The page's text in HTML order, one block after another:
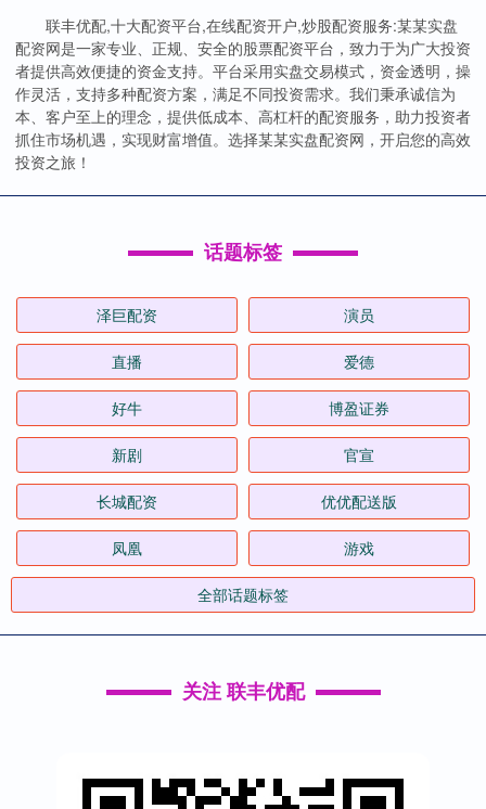
联丰优配,十大配资平台,在线配资开户,炒股配资服务:某某实盘
配资网是一家专业、正规、安全的股票配资平台，致力于为广大投资
者提供高效便捷的资金支持。平台采用实盘交易模式，资金透明，操
作灵活，支持多种配资方案，满足不同投资需求。我们秉承诚信为
本、客户至上的理念，提供低成本、高杠杆的配资服务，助力投资者
抓住市场机遇，实现财富增值。选择某某实盘配资网，开启您的高效
投资之旅！
话题标签
泽巨配资 演员
直播 爱德
好牛 博盈证券
新剧 官宣
长城配资 优优配送版
凤凰 游戏
全部话题标签
关注 联丰优配